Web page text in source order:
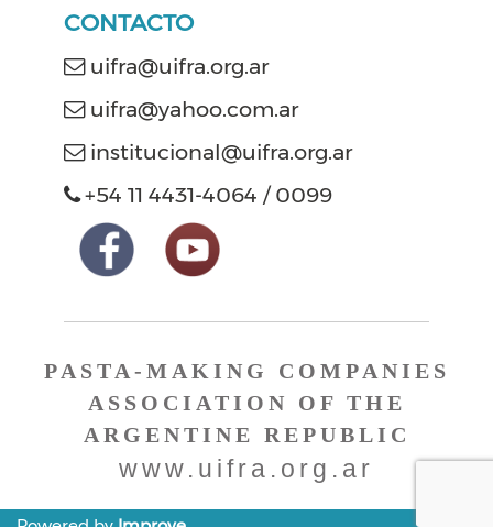
CONTACTO
uifra@uifra.org.ar
uifra@yahoo.com.ar
institucional@uifra.org.ar
+54 11 4431-4064 / 0099
PASTA-MAKING COMPANIES
ASSOCIATION OF THE
ARGENTINE REPUBLIC
www.uifra.org.ar